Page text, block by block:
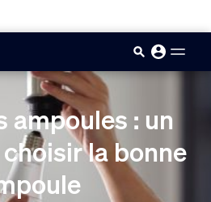
ampoules : un
la bonne